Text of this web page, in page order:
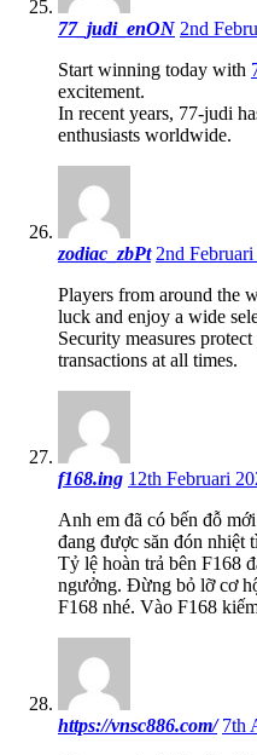
77_judi_enON 2nd
Start winning today with
excitement.
In recent years, 77-judi
enthusiasts worldwide.
zodiac_zbPt 2nd
Players from around the
luck and enjoy a wide
Security measures
transactions at all times.
f168.ing 12th Februari
Anh em đã có bến đỗ
đang được săn đón nhiệt
Tỷ lệ hoàn trả bên F168
ngưởng. Đừng bỏ lỡ cơ
F168 nhé. Vào F168
https://vnsc886.com/ 7th